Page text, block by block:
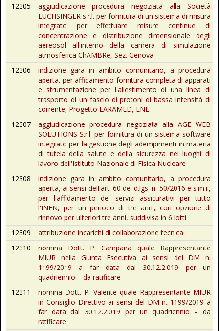
12305
aggiudicazione procedura negoziata alla Società
LUCHSINGER s.r.l. per fornitura di un sistema di misura
integrato per effettuare misure continue di
concentrazione e distribuzione dimensionale degli
aereosol all'interno della camera di simulazione
atmosferica ChAMBRe, Sez. Genova
12306
indizione gara in ambito comunitario, a procedura
aperta, per affidamento fornitura completa di apparati
e strumentazione per l'allestimento di una linea di
trasporto di un fascio di protoni di bassa intensità di
corrente, Progetto LARAMED, LNL
12307
aggiudicazione procedura negoziata alla AGE WEB
SOLUTIONS S.r.l. per fornitura di un sistema software
integrato per la gestione degli adempimenti in materia
di tutela della salute e della sicurezza nei luoghi di
lavoro dell'Istituto Nazionale di Fisica Nucleare
12308
indizione gara in ambito comunitario, a procedura
aperta, ai sensi dell'art. 60 del d.lgs. n. 50/2016 e s.m.i.,
per l'affidamento dei servizi assicurativi per tutto
l'INFN, per un periodo di tre anni, con opzione di
rinnovo per ulteriori tre anni, suddivisa in 6 lotti
12309
attribuzione incarichi di collaborazione tecnica
12310
nomina Dott. P. Campana quale Rappresentante
MIUR nella Giunta Esecutiva ai sensi del DM n.
1199/2019 a far data dal 30.12.2.019 per un
quadriennio – da ratificare
12311
nomina Dott. P. Valente quale Rappresentante MIUR
in Consiglio Direttivo ai sensi del DM n. 1199/2019 a
far data dal 30.12.2.019 per un quadriennio – da
ratificare